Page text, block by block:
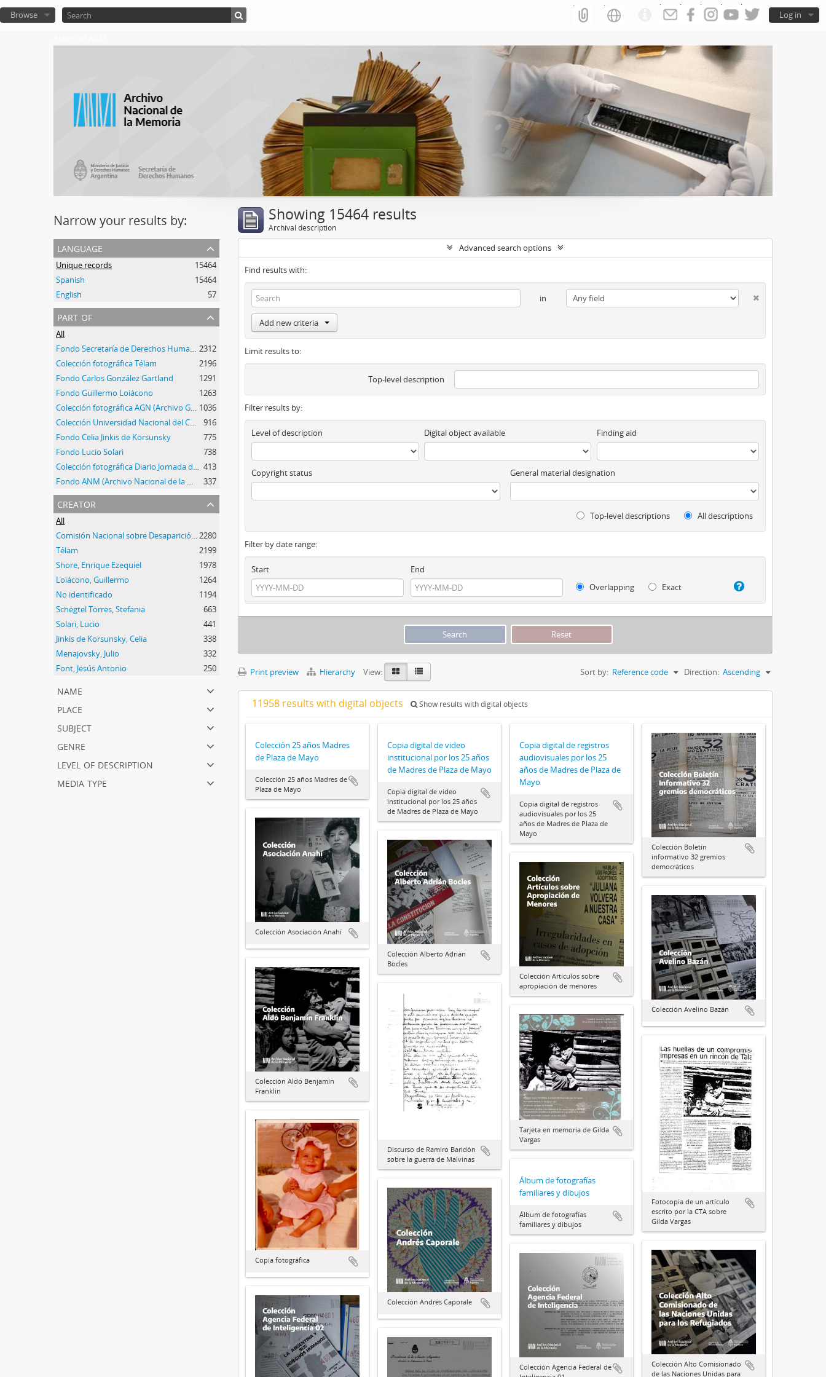
Log in
Browse
Narrow your results by:
language
Unique records
15464
Spanish
15464
English
57
part of
All
2312
Colección fotográfica Télam
2196
Fondo Carlos González Gartland
1291
Fondo Guillermo Loiácono
1263
1036
916
Fondo Celia Jinkis de Korsunsky
775
Fondo Lucio Solari
738
413
337
creator
All
2280
Télam
2199
Shore, Enrique Ezequiel
1978
Loiácono, Guillermo
1264
No identificado
1194
Schegtel Torres, Stefania
663
Solari, Lucio
441
Jinkis de Korsunsky, Celia
338
Menajovsky, Julio
332
Font, Jesús Antonio
250
name
place
subject
genre
level of description
media type
Showing 15464 results
Archival description
Advanced search options
Find results with:
in
Add new criteria
Limit results to:
Top-level description
Filter results by:
Level of description Digital object available Finding aid
Copyright status General material designation
Top-level descriptions All descriptions
Filter by date range:
Start
End
Overlapping
Exact
Print preview Hierarchy View: Sort by: Reference code Direction: Ascending
11958 results with digital objects Show results with digital objects
Colección 25 años Madres
de Plaza de Mayo
Colección 25 años Madres de
Plaza de Mayo
Copia digital de video
institucional por los 25 años
de Madres de Plaza de Mayo
Copia digital de video
institucional por los 25 años
de Madres de Plaza de Mayo
Copia digital de registros
audiovisuales por los 25
años de Madres de Plaza de
Mayo
Copia digital de registros
audiovisuales por los 25
años de Madres de Plaza de
Mayo
Colección Boletín
informativo 32 gremios
democráticos
Colección Asociación Anahí
Colección Alberto Adrián
Bocles
Colección Artículos sobre
apropiación de menores
Colección Avelino Bazán
Colección Aldo Benjamín
Franklin
Discurso de Ramiro Baridón
sobre la guerra de Malvinas
Tarjeta en memoria de Gilda
Vargas
Fotocopia de un artículo
escrito por la CTA sobre
Gilda Vargas
Copia fotográfica
Álbum de fotografías
familiares y dibujos
Álbum de fotografías
familiares y dibujos
Colección Andrés Caporale
Colección Alto Comisionado
de las Naciones Unidas para
Colección Agencia Federal de